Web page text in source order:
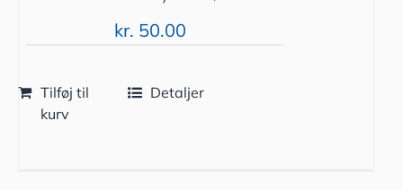
kr. 50.00
Tilføj til
kurv
Detaljer